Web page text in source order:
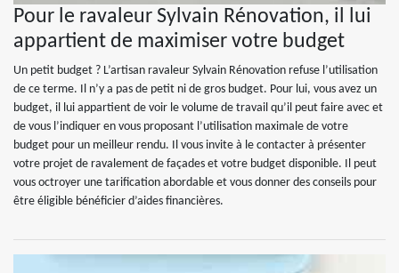
Pour le ravaleur Sylvain Rénovation, il lui
appartient de maximiser votre budget
Un petit budget ? L’artisan ravaleur Sylvain Rénovation refuse l’utilisation
de ce terme. Il n’y a pas de petit ni de gros budget. Pour lui, vous avez un
budget, il lui appartient de voir le volume de travail qu’il peut faire avec et
de vous l’indiquer en vous proposant l’utilisation maximale de votre
budget pour un meilleur rendu. Il vous invite à le contacter à présenter
votre projet de ravalement de façades et votre budget disponible. Il peut
vous octroyer une tarification abordable et vous donner des conseils pour
être éligible bénéficier d’aides financières.